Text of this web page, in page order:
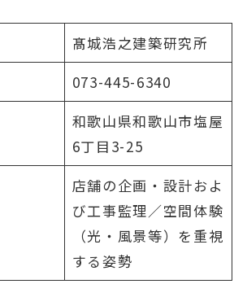
髙城浩之建築研究所
073-445-6340
和歌山県和歌山市塩屋
6丁目3-25
店舗の企画・設計およ
び工事監理／空間体験
（光・風景等）を重視
する姿勢